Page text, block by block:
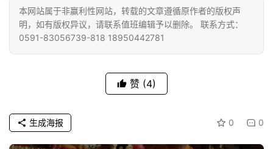
本网站属于非赢利性网站，转载的文章遵循原作者的版权声
明，如有版权异议，请联系值班编辑予以删除。 联系方式：
0591-83056739-818 18950442781
赞 (4)
0 0
生成海报